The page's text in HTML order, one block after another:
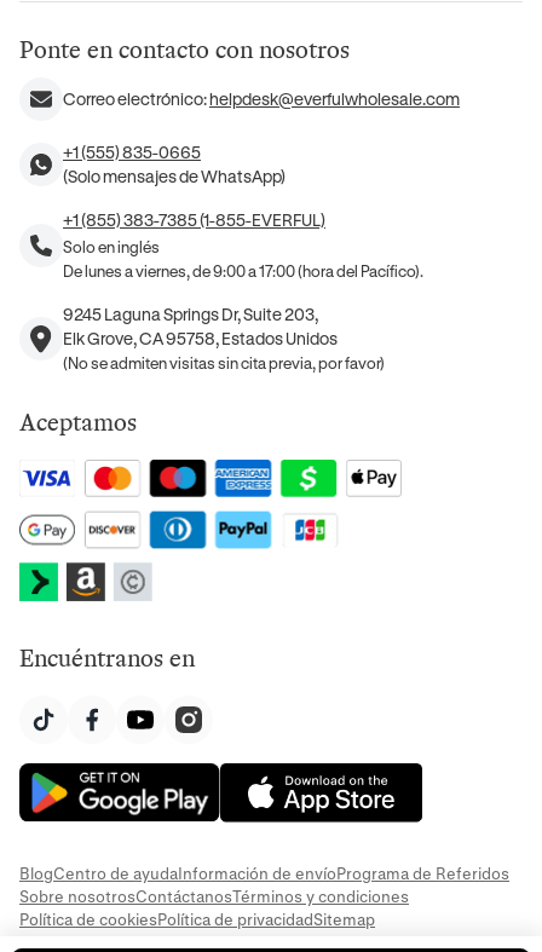
Ponte en contacto con nosotros
Correo electrónico:helpdesk@everfulwholesale.com
+1 (555) 835-0665
(Solo mensajes de WhatsApp)
+1 (855) 383-7385 (1-855-EVERFUL)
Solo en inglés
De lunes a viernes, de 9:00 a 17:00 (hora del Pacífico).
9245 Laguna Springs Dr, Suite 203,
Elk Grove, CA 95758, Estados Unidos
(No se admiten visitas sin cita previa, por favor)
Aceptamos
Encuéntranos en
BlogCentro de ayudaInformación de envíoPrograma de Referidos
Sobre nosotrosContáctanosTérminos y condiciones
Política de cookiesPolítica de privacidadSitemap